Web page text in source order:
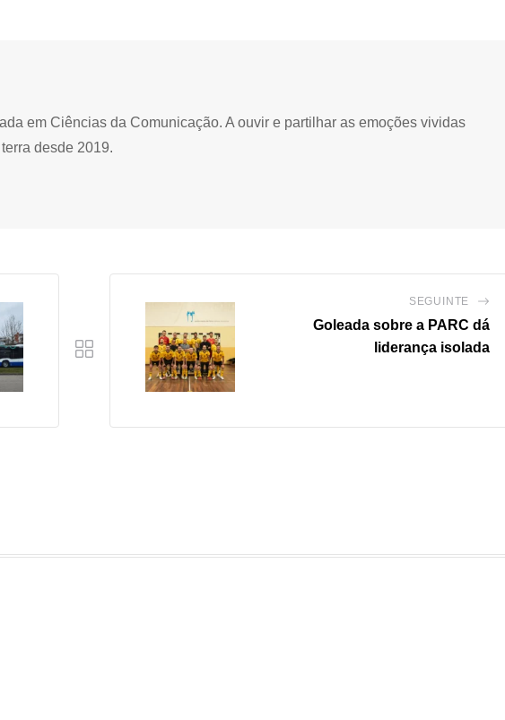
em Ciências da Comunicação. A ouvir e partilhar as emoções vividas
desde 2019.
SEGUINTE
Goleada sobre a PARC dá
liderança isolada